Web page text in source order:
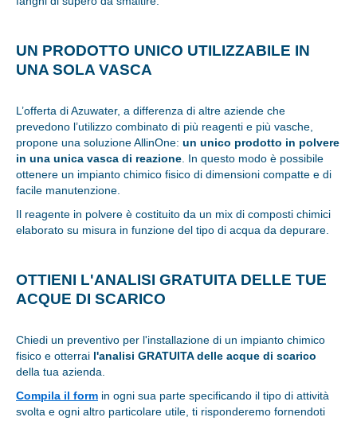
UN PRODOTTO UNICO UTILIZZABILE IN
UNA SOLA VASCA
L’offerta di Azuwater, a differenza di altre aziende che
prevedono l’utilizzo combinato di più reagenti e più vasche,
propone una soluzione AllinOne: un unico prodotto in polvere
in una unica vasca di reazione. In questo modo è possibile
ottenere un impianto chimico fisico di dimensioni compatte e di
facile manutenzione.
Il reagente in polvere è costituito da un mix di composti chimici
elaborato su misura in funzione del tipo di acqua da depurare.
OTTIENI L'ANALISI GRATUITA DELLE TUE
ACQUE DI SCARICO
Chiedi un preventivo per l'installazione di un impianto chimico
fisico e otterrai l'analisi GRATUITA delle acque di scarico
della tua azienda.
Compila il form in ogni sua parte specificando il tipo di attività
svolta e ogni altro particolare utile, ti risponderemo fornendoti